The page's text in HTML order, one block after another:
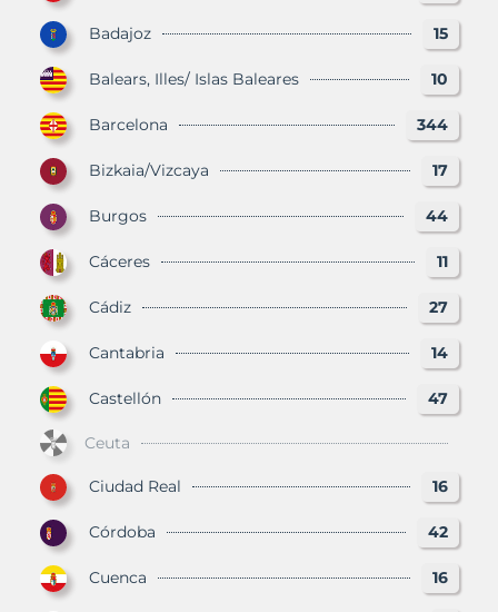
Badajoz 15
Balears, Illes/ Islas Baleares 10
Barcelona 344
Bizkaia/Vizcaya 17
Burgos 44
Cáceres 11
Cádiz 27
Cantabria 14
Castellón 47
Ceuta
Ciudad Real 16
Córdoba 42
Cuenca 16